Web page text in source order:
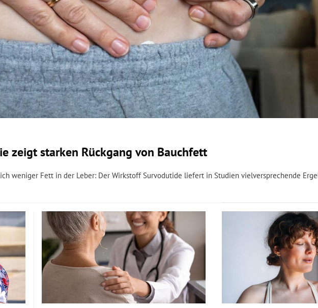
zeigt starken Rückgang von Bauchfett
weniger Fett in der Leber: Der Wirkstoff Survodutide liefert in Studien vielversprechende